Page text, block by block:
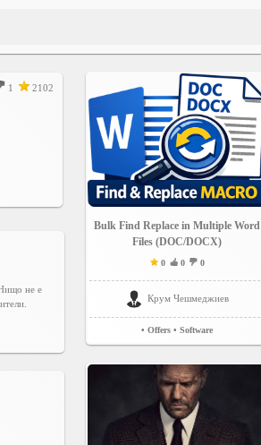
1 2102
не е
Bulk Find Replace in Multiple Word
Files (DOC/DOCX)
0 0 0
Крум Чешмеджиев
• Offers • Software